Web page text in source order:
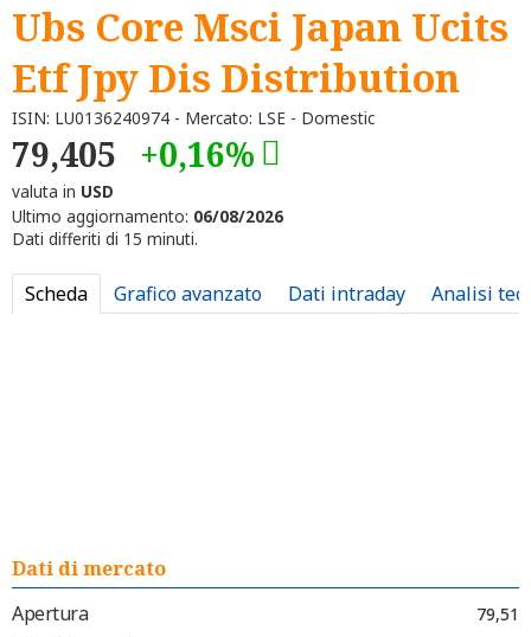
Ubs Core Msci Japan Ucits
Etf Jpy Dis Distribution
ISIN: LU0136240974 - Mercato: LSE - Domestic
79,405 +0,16%
valuta in USD
Ultimo aggiornamento: 06/08/2026
Dati differiti di 15 minuti.
Scheda Grafico avanzato Dati intraday Analisi
Dati di mercato
Apertura
79,51